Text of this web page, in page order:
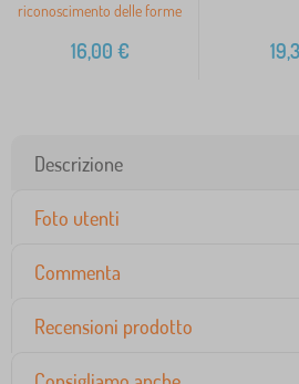
riconoscimento delle forme
16,00 €
Descrizione
Foto utenti
Commenta
Recensioni prodotto